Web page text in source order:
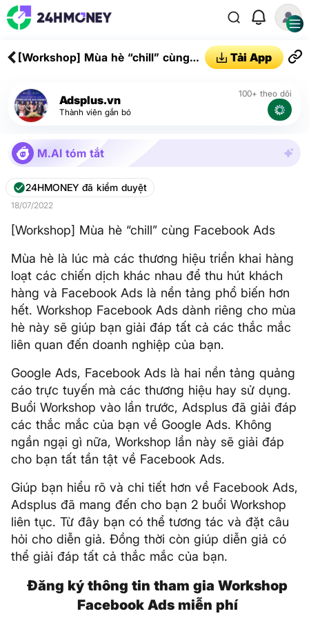
[Workshop] Mùa hè “chill” cùng
Tải App
Adsplus.vn
Thành viên gắn bó
100+ theo dõi
M.AI tóm tắt
24HMONEY đã kiểm duyệt
18/07/2022
[Workshop] Mùa hè “chill” cùng Facebook Ads
Mùa hè là lúc mà các thương hiệu triển khai hàng
loạt các chiến dịch khác nhau để thu hút khách
hàng và Facebook Ads là nền tảng phổ biến hơn
hết. Workshop Facebook Ads dành riêng cho mùa
hè này sẽ giúp bạn giải đáp tất cả các thắc mắc
liên quan đến doanh nghiệp của bạn.
Google Ads, Facebook Ads là hai nền tảng quảng
cáo trực tuyến mà các thương hiệu hay sử dụng.
Buổi Workshop vào lần trước, Adsplus đã giải đáp
các thắc mắc của bạn về Google Ads. Không
ngần ngại gì nữa, Workshop lần này sẽ giải đáp
cho bạn tất tần tật về Facebook Ads.
Giúp bạn hiểu rõ và chi tiết hơn về Facebook Ads,
Adsplus đã mang đến cho bạn 2 buổi Workshop
liên tục. Từ đây bạn có thể tương tác và đặt câu
hỏi cho diễn giả. Đồng thời còn giúp diễn giả có
thể giải đáp tất cả thắc mắc của bạn.
Đăng ký thông tin tham gia Workshop
Facebook Ads miễn phí